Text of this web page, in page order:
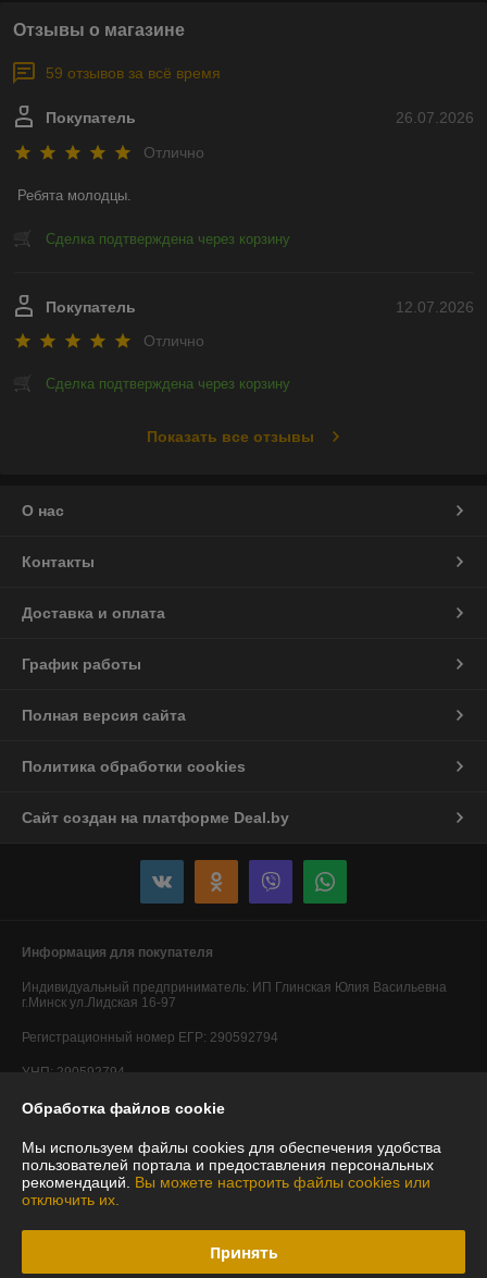
Отзывы о магазине
59 отзывов за всё время
26.07.2026
Покупатель
Отлично
Ребята молодцы.
Сделка подтверждена через корзину
12.07.2026
Покупатель
Отлично
Сделка подтверждена через корзину
Показать все отзывы
О нас
Контакты
Доставка и оплата
График работы
Полная версия сайта
Политика обработки cookies
Сайт создан на платформе Deal.by
Информация для покупателя
Индивидуальный предприниматель: ИП Глинская Юлия Васильевна
г.Минск ул.Лидская 16-97
Регистрационный номер ЕГР: 290592794
УНП: 290592794
Регистрационный орган: Минский горисполком
Дата регистрации компании: 20.05.2014
Ссылка на свидетельство/лицензию
Ссылка на свидетельство/лицензию
Обработка файлов cookie
Мы используем файлы cookies для обеспечения удобства
пользователей портала и предоставления персональных
рекомендаций. Вы можете настроить файлы cookies или
отключить их.
Принять